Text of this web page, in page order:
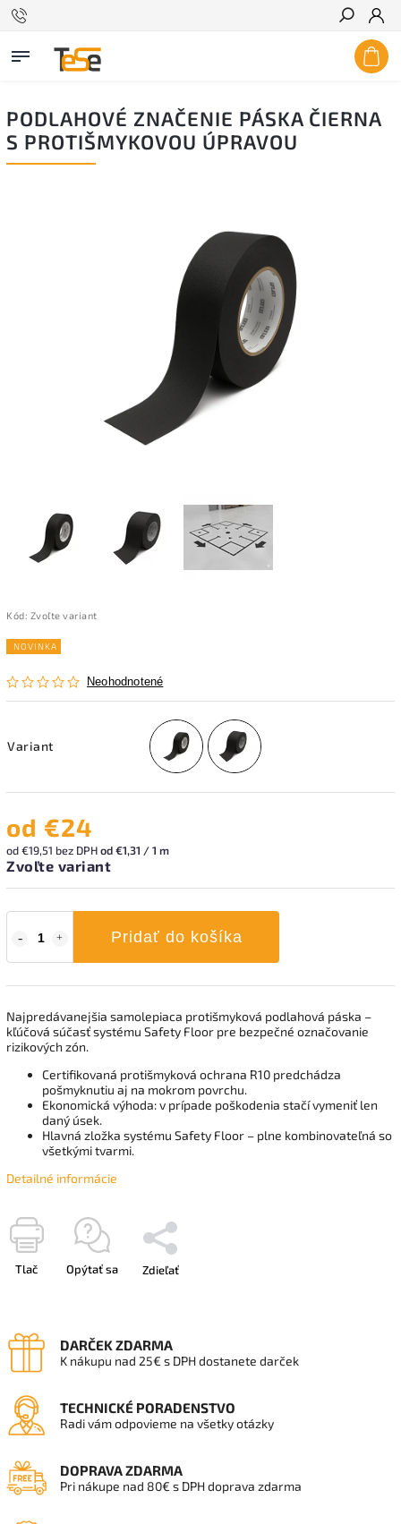
Hľadať
PODLAHOVÉ ZNAČENIE PÁSKA ČIERNA
S PROTIŠMYKOVOU ÚPRAVOU
Kód: Zvoľte variant
NOVINKA
Neohodnotené
Variant
od €24
od€19,51 bez DPHod €1,31 / 1 m
Zvoľte variant
Pridať do košíka
Najpredávanejšia samolepiaca protišmyková podlahová páska –
kľúčová súčasť systému Safety Floor pre bezpečné označovanie
rizikových zón.
Certifikovaná protišmyková ochrana R10 predchádza
pošmyknutiu aj na mokrom povrchu.
Ekonomická výhoda: v prípade poškodenia stačí vymeniť len
daný úsek.
Hlavná zložka systému Safety Floor – plne kombinovateľná so
všetkými tvarmi.
Detailné informácie
Tlač Opýtať sa Zdieľať
DARČEK ZDARMA
K nákupu nad 25€ s DPH dostanete darček
TECHNICKÉ PORADENSTVO
Radi vám odpovieme na všetky otázky
DOPRAVA ZDARMA
Pri nákupe nad 80€ s DPH doprava zdarma